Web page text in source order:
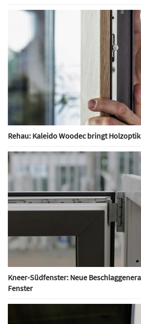
Rehau: Kaleido Woodec bringt
Kneer-Südfenster: Neue
Fenster